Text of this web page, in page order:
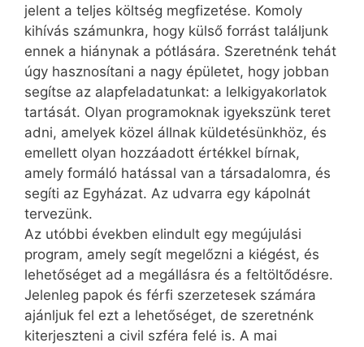
jelent a teljes költség megfizetése. Komoly
kihívás számunkra, hogy külső forrást találjunk
ennek a hiánynak a pótlására. Szeretnénk tehát
úgy hasznosítani a nagy épületet, hogy jobban
segítse az alap­fel­­adatunkat: a lelkigyakorlatok
tartását. Olyan programoknak igyekszünk teret
adni, amelyek közel állnak küldetésünkhöz, és
emellett olyan hozzáadott értékkel bírnak,
amely formáló hatással van a társadalomra, és
segíti az Egyházat. Az udvarra egy kápolnát
tervezünk.
Az utóbbi években elindult egy megújulási
program, amely segít megelőzni a kiégést, és
lehetőséget ad a megállásra és a feltöltődésre.
Jelenleg papok és férfi szerzetesek számára
ajánljuk fel ezt a lehetőséget, de szeretnénk
kiterjeszteni a civil szféra felé is. A mai